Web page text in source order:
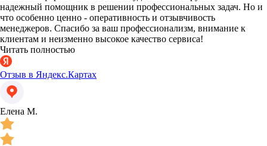
надежный помощник в решении профессиональных задач. Но и
что особенно ценно - оперативность и отзывчивость
менеджеров. Спасибо за ваш профессионализм, внимание к
клиентам и неизменно высокое качество сервиса!
Читать полностью
Отзыв в Яндекс.Картах
Елена М.